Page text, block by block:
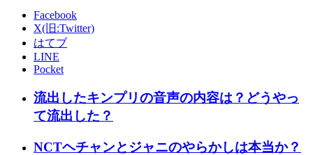
Facebook
X(旧:Twitter)
はてブ
LINE
Pocket
流出したキンプリの音声の内容は？どうやっ
て流出した？
NCTヘチャンとジャニのやらかしは本当か？